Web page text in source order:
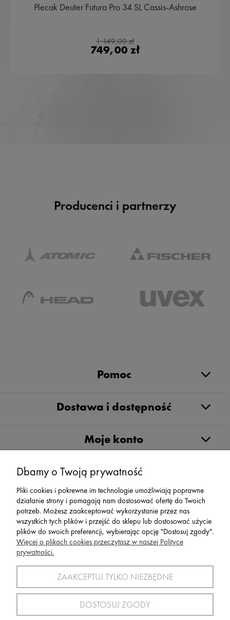
Plecak Deuter Futura Pro 34 SL Cassis-Ashrose
1 149,00 zł
749,00 zł
Producenci i partnerzy
Pomoc
Dostawa i dostępność
Moje konto
Serwis
Zwroty,Reklamacje Wymiany
SPORT 2002 ||
dolnośląskie, NIP: 611-24-66-379 || E-
sport2002@onet.eutel:(75) 777 76 36
Wszelkie Prawa Zastrzeżone © 2022 Sport2002.pl
Dbamy o Twoją prywatność
Pliki cookies i pokrewne im technologie umożliwiają poprawne
działanie strony i pomagają nam dostosować ofertę do Twoich
potrzeb. Możesz zaakceptować wykorzystanie przez nas
wszystkich tych plików i przejść do sklepu lub dostosować użycie
plików do swoich preferencji, wybierając opcję "Dostosuj zgody".
Więcej o plikach cookies przeczytasz w naszej Polityce
prywatności.
ZAAKCEPTUJ TYLKO NIEZBĘDNE
DOSTOSUJ ZGODY